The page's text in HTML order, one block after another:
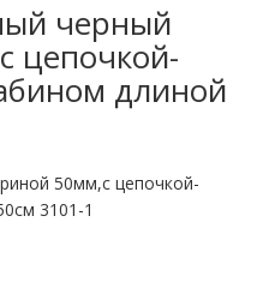
черный
цепочкой-
длиной